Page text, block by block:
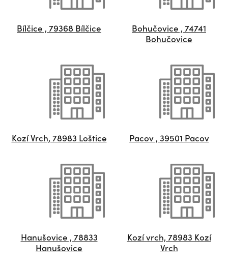
Bílčice , 79368 Bílčice
Bohučovice , 74741
Bohučovice
Kozí Vrch, 78983 Loštice Pacov , 39501 Pacov
Hanušovice , 78833
Hanušovice
Kozí vrch, 78983 Kozí
Vrch